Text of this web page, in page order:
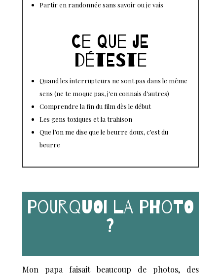
Partir en randonnée sans savoir ou je vais
Ce que je
déteste
Quand les interrupteurs ne sont pas dans le même
sens (ne te moque pas, j’en connais d’autres)
Comprendre la fin du film dès le début
Les gens toxiques et la trahison
Que l’on me dise que le beurre doux, c’est du
beurre
Pourquoi la photo
?
Mon papa faisait beaucoup de photos, des